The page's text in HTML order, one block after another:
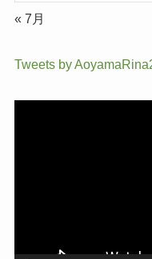
« 7月
Tweets by